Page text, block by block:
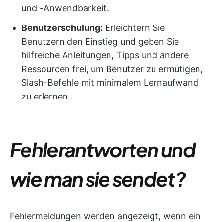
und -Anwendbarkeit.
Benutzerschulung: Erleichtern Sie
Benutzern den Einstieg und geben Sie
hilfreiche Anleitungen, Tipps und andere
Ressourcen frei, um Benutzer zu ermutigen,
Slash-Befehle mit minimalem Lernaufwand
zu erlernen.
Fehlerantworten und
wie man sie sendet?
Fehlermeldungen werden angezeigt, wenn ein